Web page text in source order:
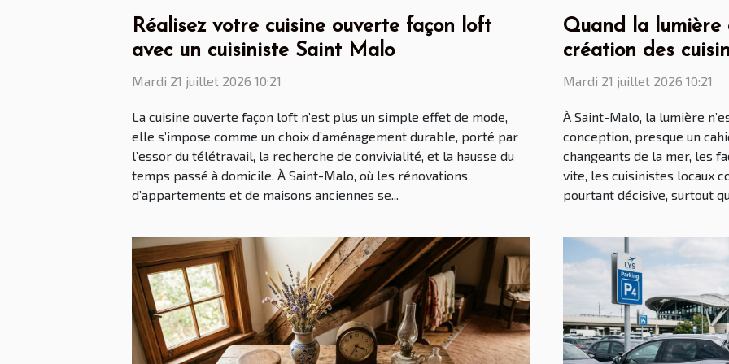
Réalisez votre cuisine ouverte façon loft
avec un cuisiniste Saint Malo
Mardi 21 juillet 2026 10:21
La cuisine ouverte façon loft n’est plus un simple effet de mode,
elle s’impose comme un choix d’aménagement durable, porté par
l’essor du télétravail, la recherche de convivialité, et la hausse du
temps passé à domicile. À Saint-Malo, où les rénovations
d’appartements et de maisons anciennes se...
Quand la
création des
Saint Malo
Mardi 21 juillet 2026 10:21
À Saint-Malo, la lumière
conception, presque un
changeants de la mer, les
vite, les cuisinistes locaux
pourtant décisive, surtout